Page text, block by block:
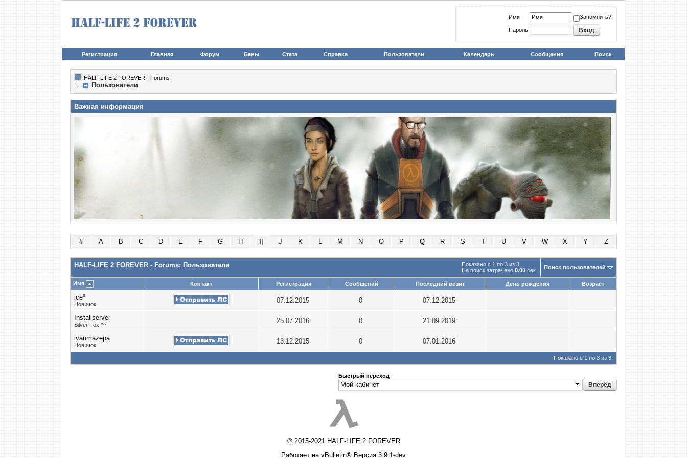
Имя Запомнить?
Пароль
Регистрация Главная Форум Баны Стата Справка Пользователи Календарь Сообщения Поиск
HALF-LIFE 2 FOREVER - Forums
Пользователи
Важная информация
# A B C D E F G H [ ] J K L M N O P Q R S T U V W X Y Z
Показано с 1 по 3 из 3.
На поиск затрачено 0.00 сек.
HALF-LIFE 2 FOREVER - Forums: Пользователи Поиск пользователей
Имя Контакт Регистрация Сообщений Последний визит День рождения Возраст
ice³
Новичок 07.12.2015 0 07.12.2015
Installserver
Silver Fox ^^ 25.07.2016 0 21.09.2019
ivanmazepa
Новичок 13.12.2015 0 07.01.2016
Показано с 1 по 3 из 3.
Быстрый переход
® 2015-2021 HALF-LIFE 2 FOREVER
Работает на vBulletin® Версия 3.9.1-dev